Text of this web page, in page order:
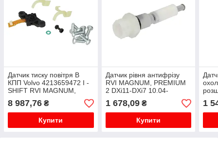
Датчик тиску повітря В
КПП Volvo 4213659472 I -
SHIFT RVI MAGNUM,
KERAX, PREMIUM; Volvo
FH 12/13
8 987,76 ₴
Купити
Датчик рівня антифрізу
RVI MAGNUM, PREMIUM
2 DXi11-DXi7 10.04-
1 678,09₴
Купити
RVI
2
1